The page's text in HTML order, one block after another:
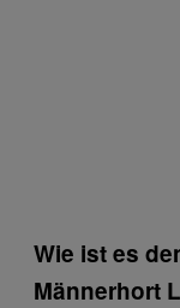
Wie ist es
Männerhort